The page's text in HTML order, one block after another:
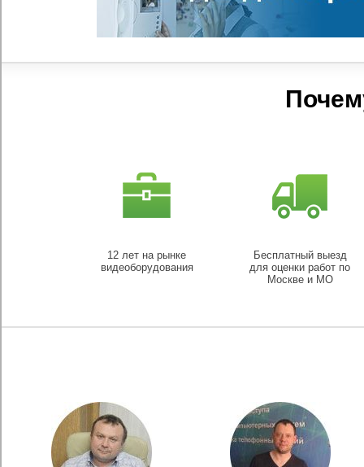
12 лет на рынке
видеоборудования
Бесплатный выезд
для оценки работ по
Москве и МО